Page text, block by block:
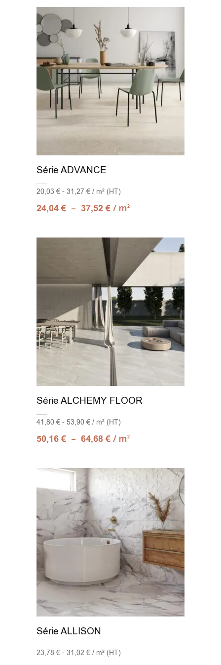
75x75(15)
75x150(2)
90x90(11)
100x100 (31)
100x100 - 20mm(2)
100x100 C3
Mosaic 30x30(1)
Série ADVANCE
20,03 € - 31,27 € / m² (HT)
24,04€ – 37,52€ / m2
Série ALCHEMY FLOOR
41,80 € - 53,90 € / m² (HT)
50,16€ – 64,68€ / m2
Série ALLISON
23,78 € - 31,02 € / m² (HT)